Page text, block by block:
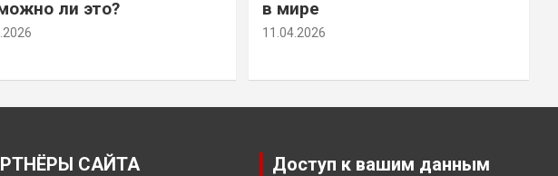
ли это?
в мире
11.04.2026
САЙТА Доступ к вашим данным